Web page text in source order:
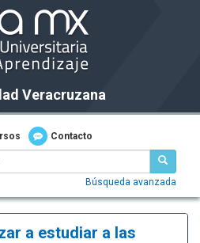
Veracruzana
Contacto
Búsqueda avanzada
a estudiar a las